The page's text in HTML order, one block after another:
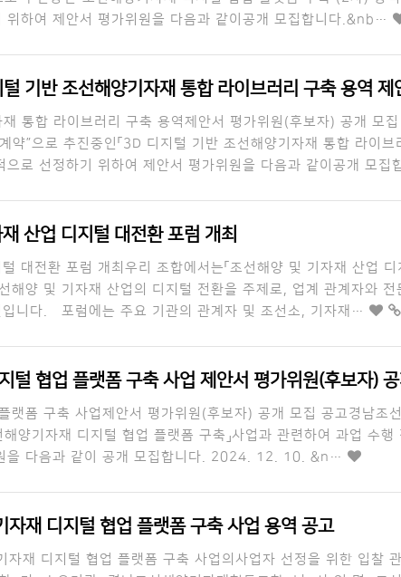
위하여 제안서 평가위원을 다음과 같이공개 모집합니다.&nb…
기반 조선해양기자재 통합 라이브러리 구축 용역 제안서
통합 라이브러리 구축 용역제안서 평가위원(후보자) 공개 모
약”으로 추진중인「3D 디지털 기반 조선해양기자재 통합 라이브
으로 선정하기 위하여 제안서 평가위원을 다음과 같이공개 모집
산업 디지털 대전환 포럼 개최
대전환 포럼 개최우리 조합에서는「조선해양 및 기자재 산업 디
해양 및 기자재 산업의 디지털 전환을 주제로, 업계 관계자와
입니다. 포럼에는 주요 기관의 관계자 및 조선소, 기자재…
털 협업 플랫폼 구축 사업 제안서 평가위원(후보자)
랫폼 구축 사업제안서 평가위원(후보자) 공개 모집 공고경남조
해양기자재 디지털 협업 플랫폼 구축」사업과 관련하여 과업 수
을 다음과 같이 공개 모집합니다. 2024. 12. 10. &n…
자재 디지털 협업 플랫폼 구축 사업 용역 공고
재 디지털 협업 플랫폼 구축 사업의사업자 선정을 위한 입찰